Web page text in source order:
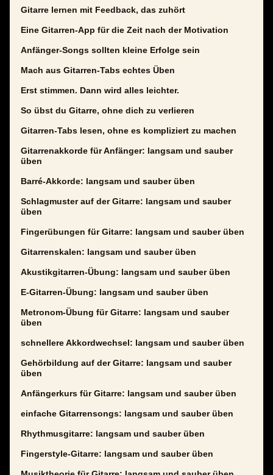
Gitarre lernen mit Feedback, das zuhört
Eine Gitarren-App für die Zeit nach der Motivation
Anfänger-Songs sollten kleine Erfolge sein
Mach aus Gitarren-Tabs echtes Üben
Erst stimmen. Dann wird alles leichter.
So übst du Gitarre, ohne dich zu verlieren
Gitarren-Tabs lesen, ohne es kompliziert zu machen
Gitarrenakkorde für Anfänger: langsam und sauber
üben
Barré-Akkorde: langsam und sauber üben
Schlagmuster auf der Gitarre: langsam und sauber
üben
Fingerübungen für Gitarre: langsam und sauber üben
Gitarrenskalen: langsam und sauber üben
Akustikgitarren-Übung: langsam und sauber üben
E-Gitarren-Übung: langsam und sauber üben
Metronom-Übung für Gitarre: langsam und sauber
üben
schnellere Akkordwechsel: langsam und sauber üben
Gehörbildung auf der Gitarre: langsam und sauber
üben
Anfängerkurs für Gitarre: langsam und sauber üben
einfache Gitarrensongs: langsam und sauber üben
Rhythmusgitarre: langsam und sauber üben
Fingerstyle-Gitarre: langsam und sauber üben